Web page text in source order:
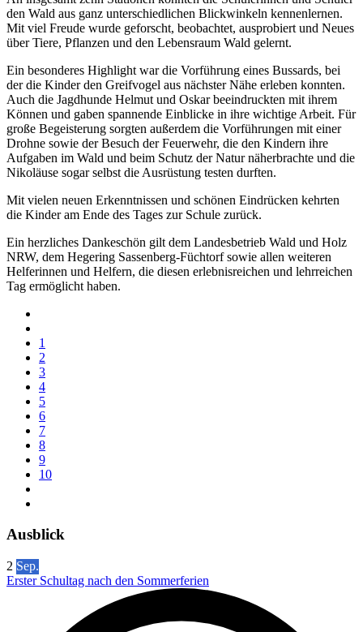
den Wald aus ganz unterschiedlichen Blickwinkeln kennenlernen.
Mit viel Freude wurde geforscht, beobachtet, ausprobiert und Neues
über Tiere, Pflanzen und den Lebensraum Wald gelernt.
Ein besonderes Highlight war die Vorführung eines Bussards, bei
der die Kinder den Greifvogel aus nächster Nähe erleben konnten.
Auch die Jagdhunde Helmut und Oskar beeindruckten mit ihrem
Können und gaben spannende Einblicke in ihre wichtige Arbeit. Für
große Begeisterung sorgten außerdem die Vorführungen mit einer
Drohne sowie der Besuch der Feuerwehr, die den Kindern ihre
Aufgaben im Wald und beim Schutz der Natur näherbrachte und die
Nikoläuse sogar selbst die Ausrüstung testen durften.
Mit vielen neuen Erkenntnissen und schönen Eindrücken kehrten
die Kinder am Ende des Tages zur Schule zurück.
Ein herzliches Dankeschön gilt dem Landesbetrieb Wald und Holz
NRW, dem Hegering Sassenberg-Füchtorf sowie allen weiteren
Helferinnen und Helfern, die diesen erlebnisreichen und lehrreichen
Tag ermöglicht haben.
1
2
3
4
5
6
7
8
9
10
Ausblick
2 Sep.
Erster Schultag nach den Sommerferien